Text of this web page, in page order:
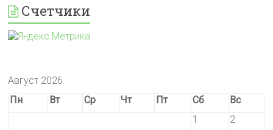
Счетчики
Август 2026
Пн
Вт Ср Чт Пт Сб
Вс
1
2